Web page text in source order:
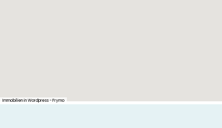
Immobilien in Wordpress - Frymo